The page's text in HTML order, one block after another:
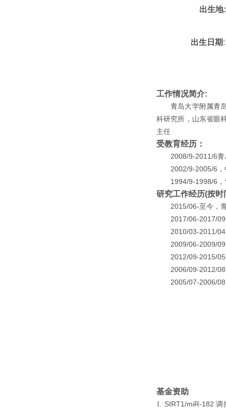
出生地:
出生日期
工作情况简介:
青岛大学附属青
科研究所，山东省眼
主任
受教育经历 ：
2008/9-2011/6青
2002/9-2005/6
1994/9-1998/6
研究工作经历(按时
2015/06-至今，
2017/06-2017/09
2010/03-2011/04
2009/06-2009/09
2012/09-2015/05
2006/09-2012/08
2005/07-2006/08
基金资助
1. SIRT1/miR-182调